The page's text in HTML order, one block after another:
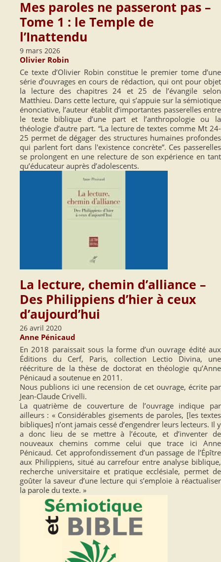
Mes paroles ne passeront pas –
Tome 1 : le Temple de
l’Inattendu
9 mars 2026
Olivier Robin
Ce texte d’Olivier Robin constitue le premier tome d’une
série d’ouvrages en cours de rédaction, qui ont pour objet
la lecture des chapitres 24 et 25 de l’évangile selon
Matthieu. Dans cette lecture, qui s’appuie sur la sémiotique
énonciative, l’auteur établit d’importantes passerelles entre
le texte biblique d’une part et l’anthropologie ou la
théologie d’autre part. “La lecture de textes comme Mt 24-
25 permet de dégager des structures humaines profondes
qui parlent fort dans l'existence concrète”. Ces passerelles
se prolongent en une relecture de son expérience en tant
qu’éducateur auprès d’adolescents.
La lecture, chemin d’alliance –
Des Philippiens d’hier à ceux
d’aujourd’hui
26 avril 2020
Anne Pénicaud
En 2018 paraissait sous la forme d’un ouvrage édité aux
Éditions du Cerf, Paris, collection Lectio Divina, une
réécriture de la thèse de doctorat en théologie qu’Anne
Pénicaud a soutenue en 2011.
Nous publions ici une recension de cet ouvrage, écrite par
Jean-Claude Crivelli.
La quatrième de couverture de l’ouvrage indique par
ailleurs : « Considérables gisements de paroles, [les textes
bibliques] n’ont jamais cessé d’engendrer leurs lecteurs. Il y
a donc lieu de se mettre à l’écoute, et d’inventer de
nouveaux chemins comme celui que trace ici Anne
Pénicaud. Cet approfondissement d’un passage de l’Épître
aux Philippiens, situé au carrefour entre analyse biblique,
recherche universitaire et pratique ecclésiale, permet de
goûter la saveur d’une lecture qui s’emploie à réactualiser
la parole du texte. »